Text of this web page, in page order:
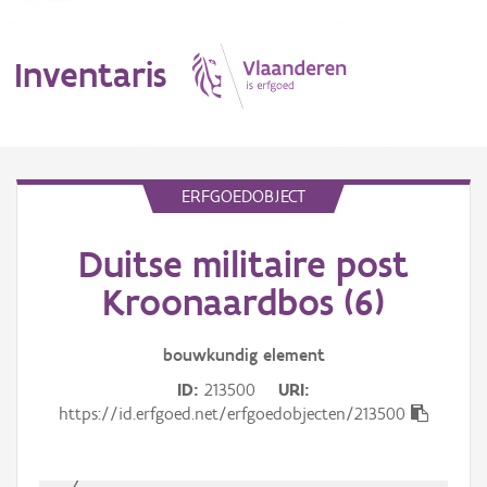
Inventaris
Erfgoedobject
Aanduidingsobject
ERFGOEDOBJECT
Duitse militaire post
Kroonaardbos (6)
bouwkundig element
ID 213500
URI
https://id.erfgoed.net/erfgoedobjecten/213500